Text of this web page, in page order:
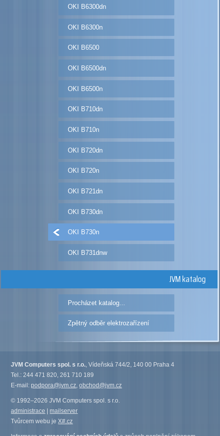
OKI B6300dn
OKI B6300n
OKI B6500
OKI B6500dn
OKI B6500n
OKI B710dn
OKI B710n
OKI B720dn
OKI B720n
OKI B721dn
OKI B730dn
OKI B730n
OKI B731dnw
JVM katalog
Procházet katalog...
Zpětný odběr elektrozařízení
JVM Computers spol. s r.o., Vídeňská 744/2, 140 00 Praha 4
Tel.: 244 471 820, 261 710 189
E-mail:podpora@jvm.cz,obchod@jvm.cz
© 1992–2026 JVM Computers spol. s r.o.
administrace |mailserver
Tvůrcem webu jeX#.cz